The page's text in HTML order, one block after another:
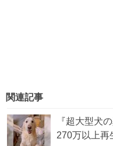
関連記事
『超大型犬
270万以上